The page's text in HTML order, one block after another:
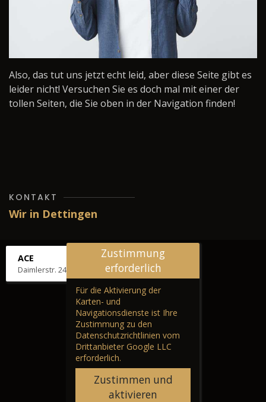
Also, das tut uns jetzt echt leid, aber diese Seite gibt es
leider nicht! Versuchen Sie es doch mal mit einer der
tollen Seiten, die Sie oben in der Navigation finden!
KONTAKT
Wir in Dettingen
ACE
Daimlerstr. 24, 72581 Dettingen
Zustimmung
erforderlich
Für die Aktivierung der
Karten- und
Navigationsdienste ist Ihre
Zustimmung zu den
Datenschutzrichtlinien vom
Drittanbieter Google LLC
erforderlich.
Zustimmen und
aktivieren